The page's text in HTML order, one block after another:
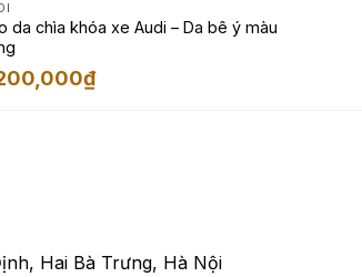
da chìa khóa xe Audi – Da bê ý màu
₫
Hai Bà Trưng, Hà Nội